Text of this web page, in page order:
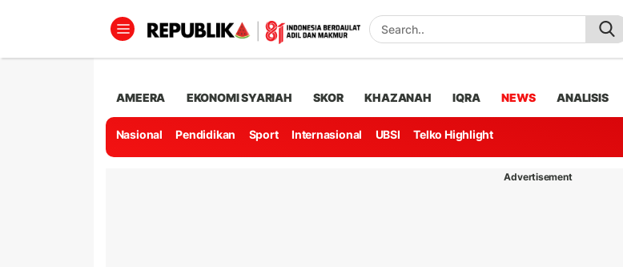
AMEERA EKONOMI SYARIAH SKOR KHAZANAH IQRA NEWS ANALISIS
Nasional Pendidikan Sport Internasional UBSI Telko Highlight
Advertisement